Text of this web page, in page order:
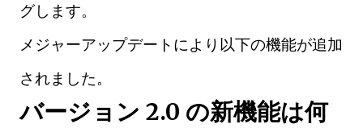
グします。
メジャーアップデートにより以下の機能が追加
されました。
バージョン 2.0 の新機能は何